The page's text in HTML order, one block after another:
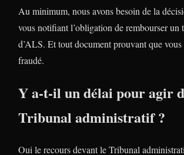
Au minimum, nous avons besoin de la
vous notifiant l’obligation de rembourser un
d’ALS. Et tout document prouvant que vous
fraudé.
Y a-t-il un délai pour agir
Tribunal administratif ?
Oui le recours devant le Tribunal